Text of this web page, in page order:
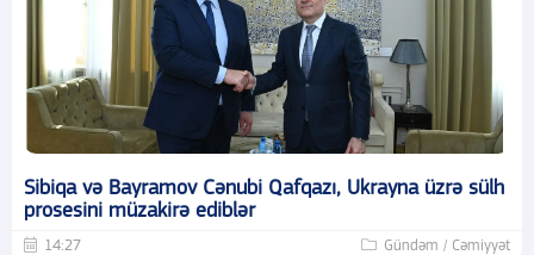
Sibiqa və Bayramov Cənubi Qafqazı, Ukrayna üzrə sülh
prosesini müzakirə ediblər
14:27 Gündəm / Cəmiyyət